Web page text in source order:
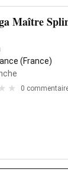
Maître
(France)
0